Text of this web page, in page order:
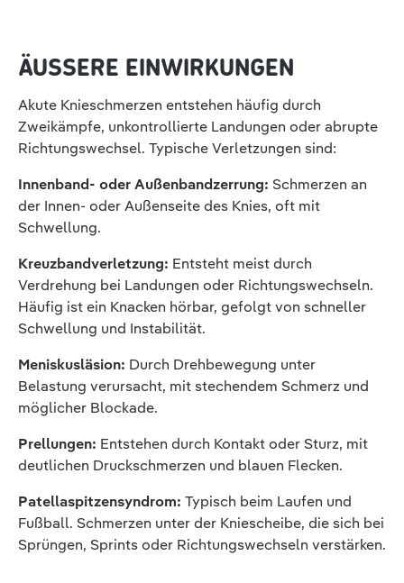
ÄUSSERE EINWIRKUNGEN
Akute Knieschmerzen entstehen häufig durch
Zweikämpfe, unkontrollierte Landungen oder abrupte
Richtungswechsel. Typische Verletzungen sind:
Innenband- oder Außenbandzerrung: Schmerzen an
der Innen- oder Außenseite des Knies, oft mit
Schwellung.
Kreuzbandverletzung: Entsteht meist durch
Verdrehung bei Landungen oder Richtungswechseln.
Häufig ist ein Knacken hörbar, gefolgt von schneller
Schwellung und Instabilität.
Meniskusläsion: Durch Drehbewegung unter
Belastung verursacht, mit stechendem Schmerz und
möglicher Blockade.
Prellungen: Entstehen durch Kontakt oder Sturz, mit
deutlichen Druckschmerzen und blauen Flecken.
Patellaspitzensyndrom: Typisch beim Laufen und
Fußball. Schmerzen unter der Kniescheibe, die sich bei
Sprüngen, Sprints oder Richtungswechseln verstärken.